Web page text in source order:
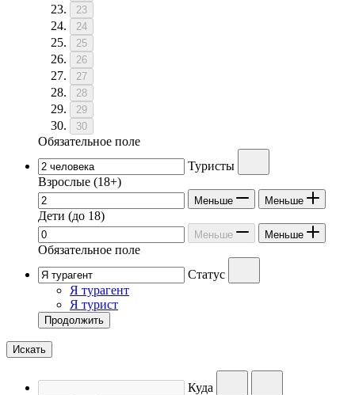
23
24
25
26
27
28
29
30
Обязательное поле
Туристы
Взрослые (18+)
Меньше Меньше
Дети (до 18)
Меньше Меньше
Обязательное поле
Статус
Я турагент
Я турист
Продолжить
Искать
Куда